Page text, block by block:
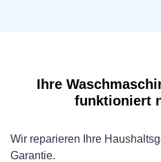
Ihre
funktioniert
Wir reparieren Ihre
Garantie.